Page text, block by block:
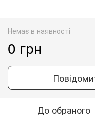
Немає в наявності
0 грн
До обраного